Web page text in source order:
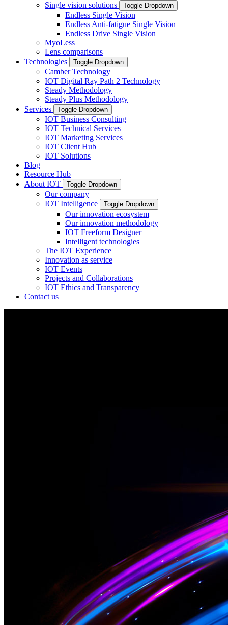
Single vision solutions
Toggle Dropdown
Endless Single Vision
Endless Anti-fatigue Single Vision
Endless Drive Single Vision
MyoLess
Lens comparisons
Technologies
Toggle Dropdown
Camber Technology
IOT Digital Ray Path 2 Technology
Steady Methodology
Steady Plus Methodology
Services
Toggle Dropdown
IOT Business Consulting
IOT Technical Services
IOT Marketing Services
IOT Client Hub
IOT Solutions
Blog
Resource Hub
About IOT
Toggle Dropdown
Our company
IOT Intelligence
Toggle Dropdown
Our innovation ecosystem
Our innovation methodology
IOT Freeform Designer
Intelligent technologies
The IOT Experience
Innovation as service
IOT Events
Projects and Collaborations
IOT Ethics and Transparency
Contact us